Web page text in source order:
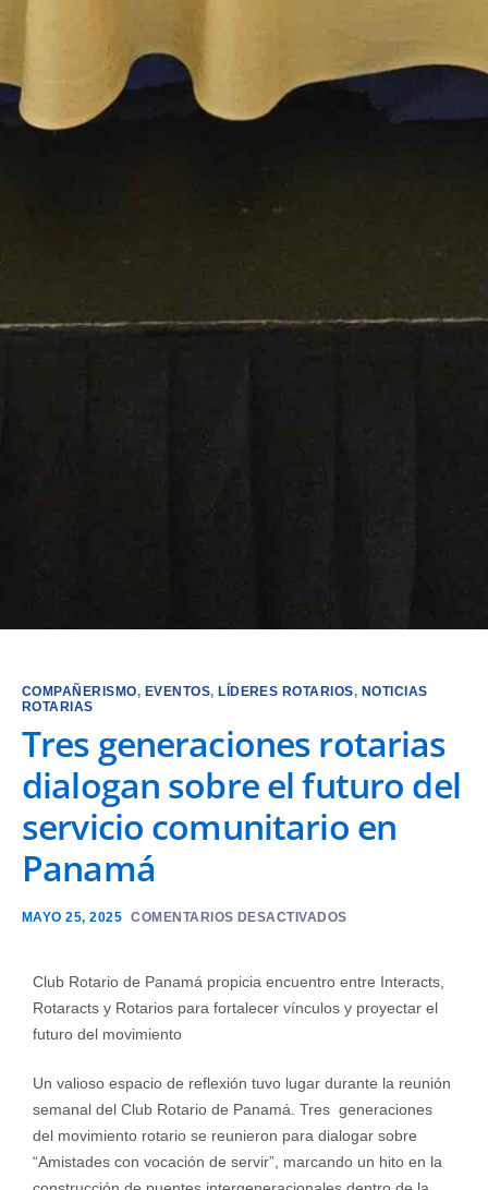
COMPAÑERISMO, EVENTOS,LÍDERES ROTARIOS, NOTICIAS
ROTARIAS
Tres generaciones rotarias
dialogan sobre el futuro del
servicio comunitario en
Panamá
MAYO 25, 2025 COMENTARIOS DESACTIVADOS
Club Rotario de Panamá propicia encuentro entre Interacts,
Rotaracts y Rotarios para fortalecer vínculos y proyectar el
futuro del movimiento
Un valioso espacio de reflexión tuvo lugar durante la reunión
semanal del Club Rotario de Panamá. Tres generaciones
del movimiento rotario se reunieron para dialogar sobre
“Amistades con vocación de servir”, marcando un hito en la